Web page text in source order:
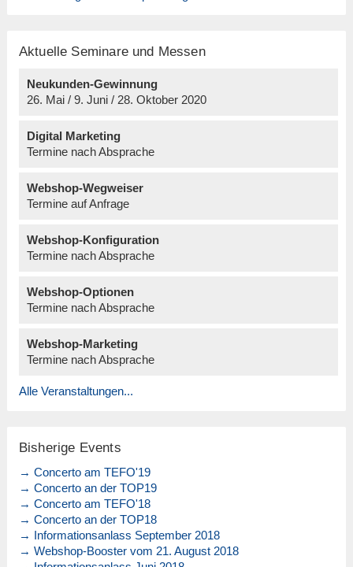
Aktuelle Seminare und Messen
Neukunden-Gewinnung
26. Mai / 9. Juni / 28. Oktober 2020
Digital Marketing
Termine nach Absprache
Webshop-Wegweiser
Termine auf Anfrage
Webshop-Konfiguration
Termine nach Absprache
Webshop-Optionen
Termine nach Absprache
Webshop-Marketing
Termine nach Absprache
Alle Veranstaltungen...
Bisherige Events
→ Concerto am TEFO'19
→ Concerto an der TOP19
→ Concerto am TEFO'18
→ Concerto an der TOP18
→ Informationsanlass September 2018
→ Webshop-Booster vom 21. August 2018